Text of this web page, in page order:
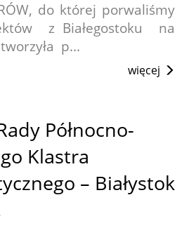
do której porwaliśmy
z Białegostoku na
p...
więcej
Północno-
Klastra
– Białystok